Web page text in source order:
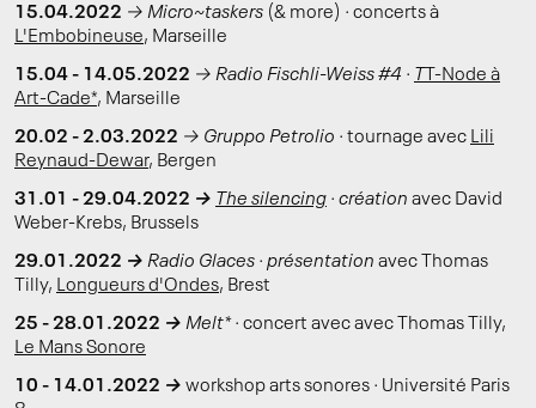
15.04.2022 → Micro~taskers (& more) · concerts à
L'Embobineuse, Marseille
15.04 - 14.05.2022 → Radio Fischli-Weiss #4 · T T-Node à
Art-Cade*, Marseille
20.02 - 2.03.2022 → Gruppo Petrolio · tournage avec Lili
Reynaud-Dewar, Bergen
31.01 - 29.04.2022 → The silencing · création avec David
Weber-Krebs, Brussels
29.01.2022 → Radio Glaces · présentation avec Thomas
Tilly, Longueurs d'Ondes, Brest
25 - 28.01.2022 → Melt* · concert avecavec Thomas Tilly,
Le Mans Sonore
10 - 14.01.2022 → workshop arts sonores · Université Paris